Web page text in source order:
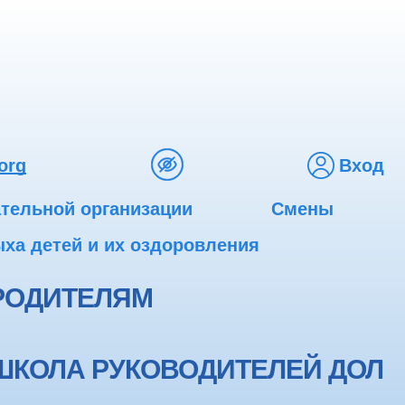
Вход
организации
Смены
детей и их оздоровления
РУКОВОДИТЕЛЕЙ ДОЛ